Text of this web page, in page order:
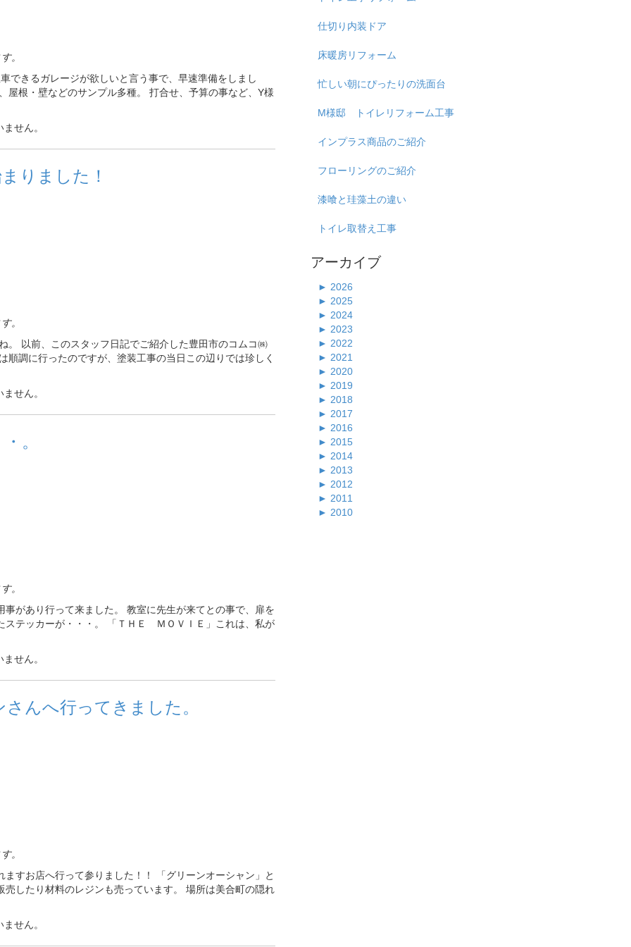
。
できるガレージが欲しいと言う事で、早速準備をしまし
屋根・壁などのサンプル多種。 打合せ、予算の事など、Y様
せん。
りました！
。
。 以前、このスタッフ日記でご紹介した豊田市のコムコ㈱
順調に行ったのですが、塗装工事の当日この辺りでは珍しく
せん。
。
。
があり行って来ました。 教室に先生が来てとの事で、扉を
ステッカーが・・・。 「ＴＨＥ ＭＯＶＩＥ」これは、私が
せん。
んへ行ってきました。
。
すお店へ行って参りました！！ 「グリーンオーシャン」と
したり材料のレジンも売っています。 場所は美合町の隠れ
せん。
仕切り内装ドア
床暖房リフォーム
忙しい朝にぴったりの洗面台
M様邸 トイレリフォーム工事
インプラス商品のご紹介
フローリングのご紹介
漆喰と珪藻土の違い
トイレ取替え工事
アーカイブ
► 2026
► 2025
► 2024
► 2023
► 2022
► 2021
► 2020
► 2019
► 2018
► 2017
► 2016
► 2015
► 2014
► 2013
► 2012
► 2011
► 2010